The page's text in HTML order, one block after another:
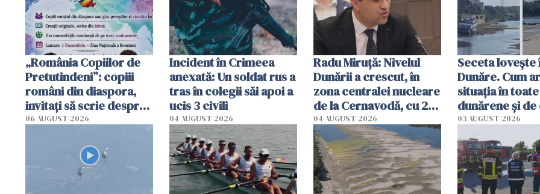
„România Copiilor de
Pretutindeni”: copiii
români din diaspora,
invitați să scrie despre
România într-un volum
06 AUGUST 2026
Incident în Crimeea
anexată: Un soldat rus a
tras în colegii săi apoi a
ucis 3 civili
04 AUGUST 2026
Radu Miruţă: Nivelul
Dunării a crescut, în
zona centralei nucleare
de la Cernavodă, cu 2
cm faţă de ziua trecută
04 AUGUST 2026
Seceta
Dunăre. Cum
situația în
dunărene și de
România
efectele, deși a
în iulie
03 AUGUST 2026